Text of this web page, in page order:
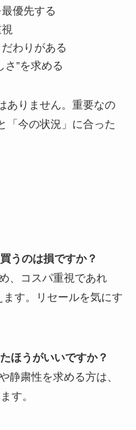
優先する
わりがある
さ”を求める
ありません。重要なの
「今の状況」に合った
うのは損ですか？
、コスパ重視であれ
ます。リセールを気にす
ほうがいいですか？
静粛性を求める方は、
す。